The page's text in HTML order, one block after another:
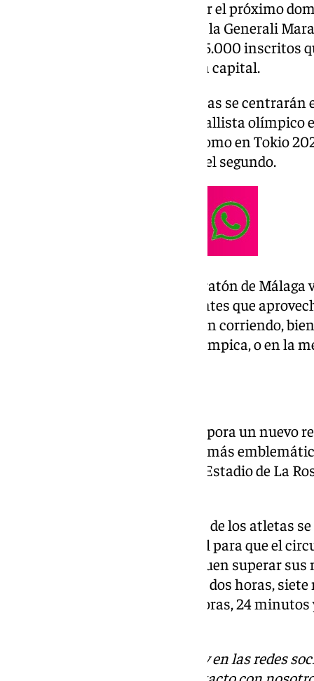
prueba atlética, que tendrá lugar el próximo
previsión es que esta edición de la Generali
el récord de participantes con 15.000 inscritos
puntos más emblemáticos de la capital.
En el plano deportivo, las miradas se
Paul Chelimo, que es doble medallista
Juegos Olímpicos de Río 2016 como en Tokio
plata en el primero y bronce en el segundo.
La celebración de esta gran maratón de
turismo, con numerosos visitantes que
ciudad. Algunos de ellos, lo harán corriendo,
maratón de 42 kilómetros, la olímpica, o en la
En esta edición, la carrera incorpora un nuevo
paso por algunos de los lugares más
Pompidou, el Ayuntamiento, el Estadio de La
Además, desde el punto de vista de los atletas
menos tramos de giro y desnivel para que el
los atletas de primer nivel busquen superar
récords de esta prueba están en dos horas,
en categoría masculina y dos horas, 24
Descubre más noticias de 101Tv en las redes